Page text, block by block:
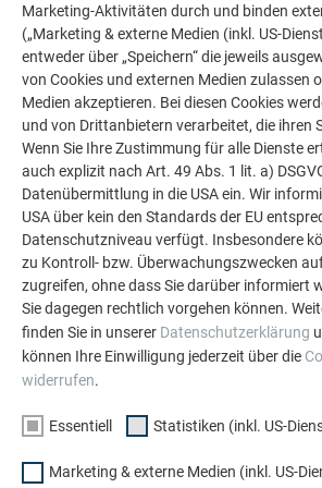
LASSEN SIE SICH INSPIRIEREN
WEITERE OBJEKTE
Die PREFA Referenzgalerie zeigt, wie
Aluminium eingesetzt werden kann.
weitere beeindruckende Projekte mit
PREFA Aluminiumlösungen für Dach,
Fassade.
Marketing-Aktivitäten durch und binden
(„Marketing & externe Medien (inkl. US-
entweder über „Speichern“ die jeweils
von Cookies und externen Medien zulassen
Medien akzeptieren. Bei diesen Cookies
und von Drittanbietern verarbeitet, die ihren
Wenn Sie Ihre Zustimmung für alle Dienste
auch explizit nach Art. 49 Abs. 1 lit. a)
Datenübermittlung in die USA ein. Wir
USA über kein den Standards der EU
Datenschutzniveau verfügt. Insbesondere
zu Kontroll- bzw. Überwachungszwecken
zugreifen, ohne dass Sie darüber informiert
Sie dagegen rechtlich vorgehen können.
finden Sie in unserer Datenschutzerklärung
können Ihre Einwilligung jederzeit über die
widerrufen.
Essentiell Statistiken (inkl. US-
Marketing & externe Medien (inkl. US-